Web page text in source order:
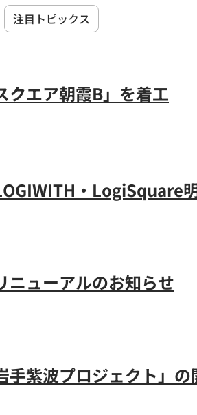
注目トピックス
クエア朝霞B」を着工
・LogiSquare
ニューアルのお知らせ
手紫波プロジェクト」の